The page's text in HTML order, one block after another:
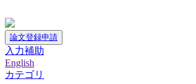
論文登録申請
入力補助
English
カテゴリ